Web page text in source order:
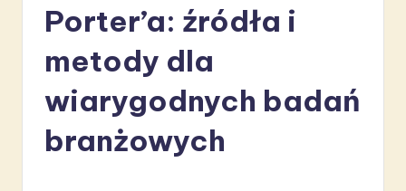
Porter’a: źródła i
metody dla
wiarygodnych badań
branżowych